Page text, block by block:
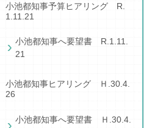
小池都知事予算ヒアリング R.
1.11.21
小池都知事へ要望書 R.1.11.
21
小池都知事ヒアリング Ｈ.30.4.
26
小池都知事へ要望書 Ｈ.30.4.